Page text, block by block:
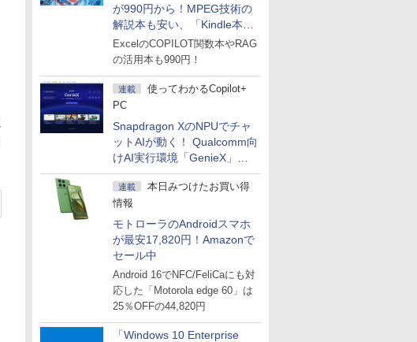
が990円から！MPEG技術の
解説本も安い、「Kindle本サ
マーセール」第2弾開始！
ExcelのCOPILOT関数本やRAG
の活用本も990円！
連載
使ってわかるCopilot+
PC
Snapdragon XのNPUでチャ
ットAIが動く！ Qualcomm向
けAI実行環境「GenieX」を
試してみた
連載
本日みつけたお買い得
情報
モトローラのAndroidスマホ
が最安17,820円！Amazonで
セール中
Android 16でNFC/FeliCaにも対
応した「Motorola edge 60」は
25％OFFの44,820円
「Windows 10 Enterprise